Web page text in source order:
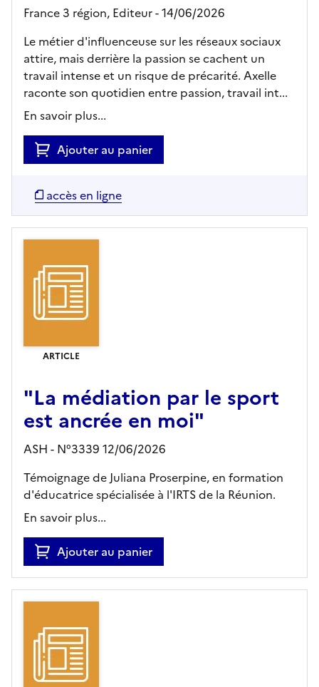
France 3 région, Editeur- 14/06/2026
Le métier d'influenceuse sur les réseaux sociaux
attire, mais derrière la passion se cachent un
travail intense et un risque de précarité. Axelle
raconte son quotidien entre passion, travail int...
En savoir plus...
Ajouter au panier
accès en ligne
ARTICLE
"La médiation par le sport
est ancrée en moi"
ASH - N°3339 12/06/2026
Témoignage de Juliana Proserpine, en formation
d'éducatrice spécialisée à l'IRTS de la Réunion.
En savoir plus...
Ajouter au panier